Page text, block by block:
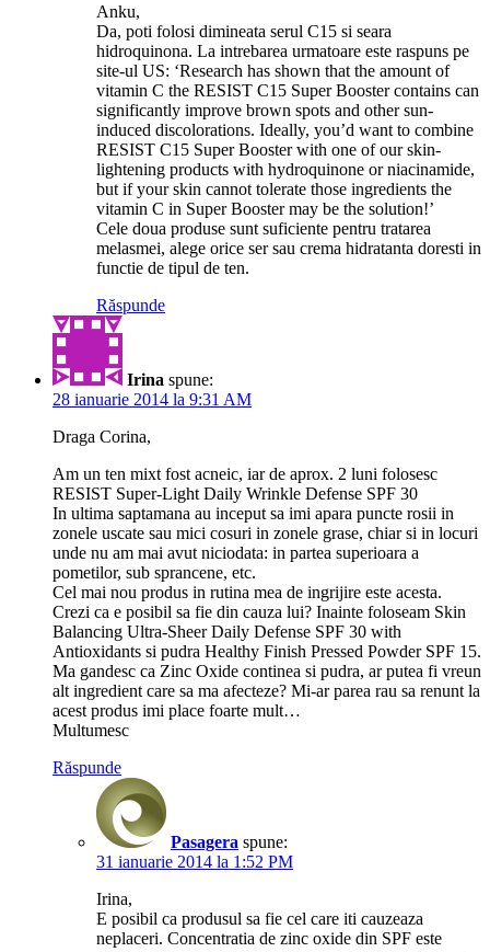
Anku,
Da, poti folosi dimineata serul C15 si seara
hidroquinona. La intrebarea urmatoare este raspuns pe
site-ul US: ‘Research has shown that the amount of
vitamin C the RESIST C15 Super Booster contains can
significantly improve brown spots and other sun-
induced discolorations. Ideally, you’d want to combine
RESIST C15 Super Booster with one of our skin-
lightening products with hydroquinone or niacinamide,
but if your skin cannot tolerate those ingredients the
vitamin C in Super Booster may be the solution!’
Cele doua produse sunt suficiente pentru tratarea
melasmei, alege orice ser sau crema hidratanta doresti in
functie de tipul de ten.
Răspunde
Irina spune:
28 ianuarie 2014 la 9:31 AM
Draga Corina,
Am un ten mixt fost acneic, iar de aprox. 2 luni folosesc
RESIST Super-Light Daily Wrinkle Defense SPF 30
In ultima saptamana au inceput sa imi apara puncte rosii in
zonele uscate sau mici cosuri in zonele grase, chiar si in locuri
unde nu am mai avut niciodata: in partea superioara a
pometilor, sub sprancene, etc.
Cel mai nou produs in rutina mea de ingrijire este acesta.
Crezi ca e posibil sa fie din cauza lui? Inainte foloseam Skin
Balancing Ultra-Sheer Daily Defense SPF 30 with
Antioxidants si pudra Healthy Finish Pressed Powder SPF 15.
Ma gandesc ca Zinc Oxide continea si pudra, ar putea fi vreun
alt ingredient care sa ma afecteze? Mi-ar parea rau sa renunt la
acest produs imi place foarte mult…
Multumesc
Răspunde
Pasagera spune:
31 ianuarie 2014 la 1:52 PM
Irina,
E posibil ca produsul sa fie cel care iti cauzeaza
neplaceri. Concentratia de zinc oxide din SPF este